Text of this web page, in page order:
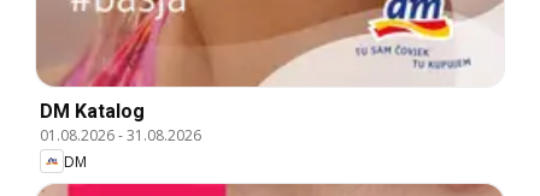
DM Katalog
01.08.2026-31.08.2026
DM